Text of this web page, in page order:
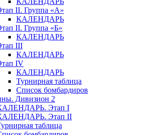
II. Группа «А»
КАЛЕНДАРЬ
II. Группа «Б»
КАЛЕНДАРЬ
III
КАЛЕНДАРЬ
IV
КАЛЕНДАРЬ
Турнирная таблица
Список бомбардиров
Дивизион 2
Этап I
Этап II
таблица